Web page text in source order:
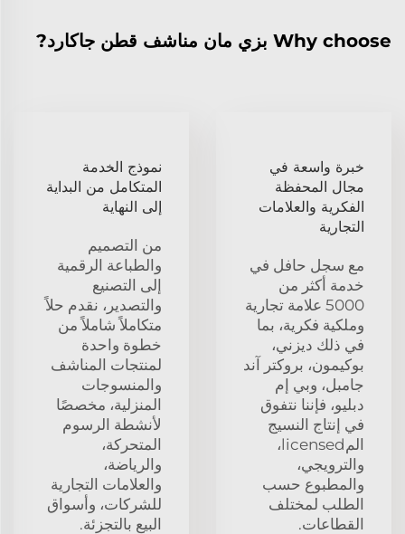
Why choose بزي مان مناشف قطن جاكارد?
خبرة واسعة في
مجال المحفظة
الفكرية والعلامات
التجارية
مع سجل حافل في
خدمة أكثر من
5000 علامة تجارية
وملكية فكرية، بما
في ذلك ديزني،
بوكيمون، بروكتر آند
جامبل، وبي إم
دبليو، فإننا نتفوق
في إنتاج النسيج
المlicensed،
والترويجي،
والمطبوع حسب
الطلب لمختلف
القطاعات.
نموذج الخدمة
المتكامل من البداية
إلى النهاية
من التصميم
والطباعة الرقمية
إلى التصنيع
والتصدير، نقدم حلاً
متكاملاً شاملاً من
خطوة واحدة
لمنتجات المناشف
والمنسوجات
المنزلية، مخصصًا
لأنشطة الرسوم
المتحركة،
والرياضة،
والعلامات التجارية
للشركات، وأسواق
البيع بالتجزئة.